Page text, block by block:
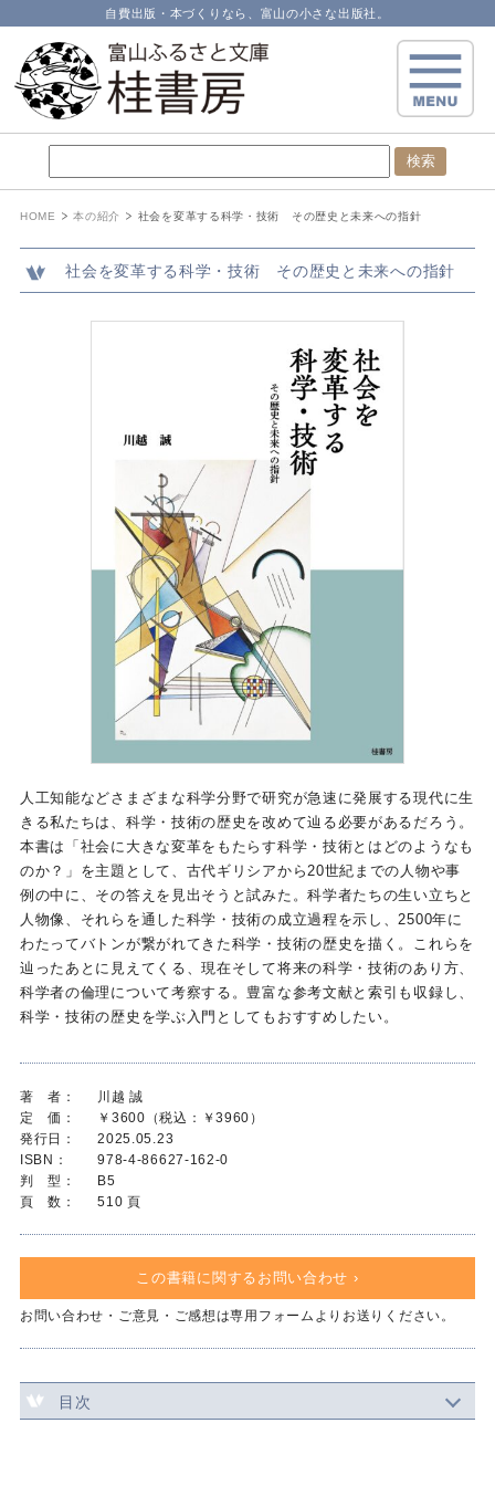
自費出版・本づくりなら、富山の小さな出版社。
HOME 本の紹介 社会を変革する科学・技術 その歴史と未来への指針
社会を変革する科学・技術 その歴史と未来への指針
人工知能などさまざまな科学分野で研究が急速に発展する現代に生
きる私たちは、科学・技術の歴史を改めて辿る必要があるだろう。
本書は「社会に大きな変革をもたらす科学・技術とはどのようなも
のか？」を主題として、古代ギリシアから20世紀までの人物や事
例の中に、その答えを見出そうと試みた。科学者たちの生い立ちと
人物像、それらを通した科学・技術の成立過程を示し、2500年に
わたってバトンが繋がれてきた科学・技術の歴史を描く。これらを
辿ったあとに見えてくる、現在そして将来の科学・技術のあり方、
科学者の倫理について考察する。豊富な参考文献と索引も収録し、
科学・技術の歴史を学ぶ入門としてもおすすめしたい。
著 者：
川越 誠
定 価：
￥3600（税込：￥3960）
発行日：
2025.05.23
ISBN：
978-4-86627-162-0
判 型：
B5
頁 数：
510 頁
この書籍に関するお問い合わせ ›
お問い合わせ・ご意見・ご感想は専用フォームよりお送りください。
目次